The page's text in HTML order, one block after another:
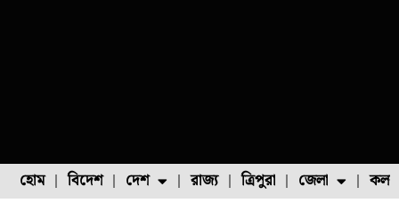
হোম বিদেশ দেশ রাজ্য ত্রিপুরা জেলা